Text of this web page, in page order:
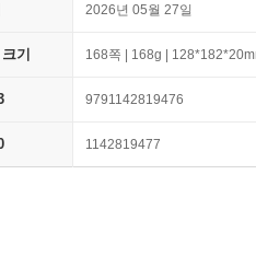
2026년 05월 27일
기 168쪽 | 168g |
9791142819476
1142819477